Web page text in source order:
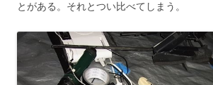
とがある。それとつい比べてしまう。